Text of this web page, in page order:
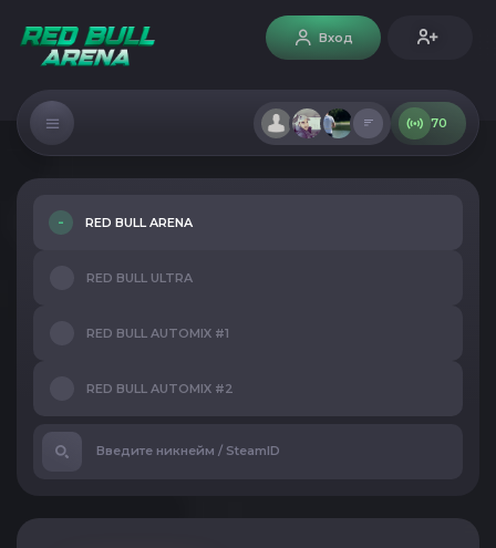
Вход
70
RED BULL ARENA
RED BULL ULTRA
RED BULL AUTOMIX #1
RED BULL AUTOMIX #2
Введите никнейм / SteamID